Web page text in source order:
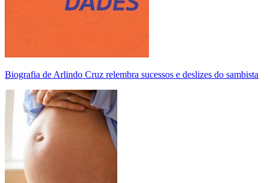
Biografia de Arlindo Cruz relembra sucessos e deslizes do sambista